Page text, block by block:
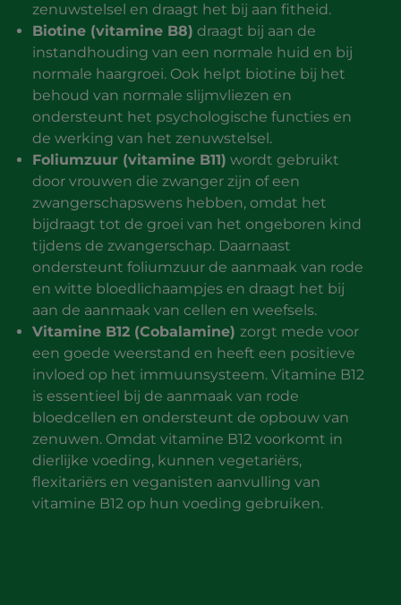
zenuwstelsel en draagt het bij aan fitheid.
Biotine (vitamine B8) draagt bij aan de
instandhouding van een normale huid en bij
normale haargroei. Ook helpt biotine bij het
behoud van normale slijmvliezen en
ondersteunt het psychologische functies en
de werking van het zenuwstelsel.
Foliumzuur (vitamine B11) wordt gebruikt
door vrouwen die zwanger zijn of een
zwangerschapswens hebben, omdat het
bijdraagt tot de groei van het ongeboren kind
tijdens de zwangerschap. Daarnaast
ondersteunt foliumzuur de aanmaak van rode
en witte bloedlichaampjes en draagt het bij
aan de aanmaak van cellen en weefsels.
Vitamine B12 (Cobalamine) zorgt mede voor
een goede weerstand en heeft een positieve
invloed op het immuunsysteem. Vitamine B12
is essentieel bij de aanmaak van rode
bloedcellen en ondersteunt de opbouw van
zenuwen. Omdat vitamine B12 voorkomt in
dierlijke voeding, kunnen vegetariërs,
flexitariërs en veganisten aanvulling van
vitamine B12 op hun voeding gebruiken.